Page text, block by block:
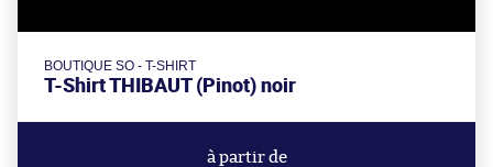
BOUTIQUE SO - T-SHIRT
T-Shirt THIBAUT (Pinot) noir
à partir de